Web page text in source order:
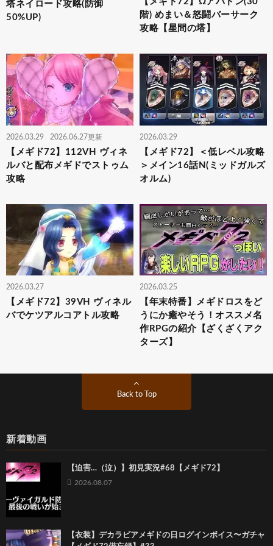
塔ネイロード攻略(防御
50%UP)
階) めまい＆怒闘バーサーク
攻略【星間の塔】
2026.03.29 2026.06.27更新
【メギド72】112VH ヴィネ
ルバと配布メギドでストゥム
攻略
2026.03.29
【メギド72】＜低レベル攻略
＞メイン16話N(ミッドガルズ
オルム)
2026.03.27
【メギド72】39VH ヴィネル
バでケツアルコアトル攻略
2026.03.25
【年末特番】メギドロスをど
うにか癒やそう！オススメ名
作RPGの紹介【ざくざくアク
ターズ】
Back to Top
新着動画
【迫害…（泣）】初見実況#68【メギド72】
2026.08.07
【衣装】デカラビアメギドの日ログインボイス〜ガチャ